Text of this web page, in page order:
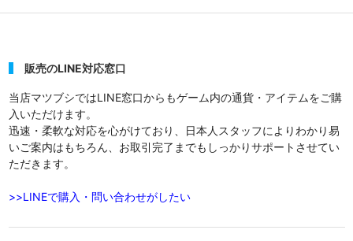
販売のLINE対応窓口
当店マツブシではLINE窓口からもゲーム内の通貨・アイテムをご購
入いただけます。
迅速・柔軟な対応を心がけており、日本人スタッフによりわかり易
いご案内はもちろん、お取引完了までもしっかりサポートさせてい
ただきます。
>>LINEで購入・問い合わせがしたい